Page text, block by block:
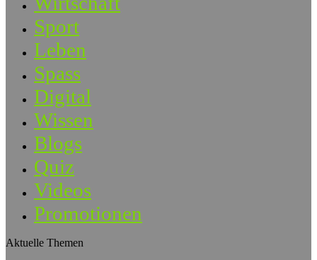
Sport
Leben
Spass
Digital
Wissen
Blogs
Quiz
Videos
Promotionen
Aktuelle Themen